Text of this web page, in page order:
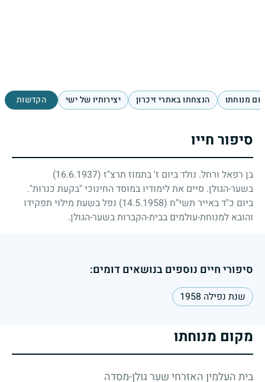
מנוחתו הנצחתו באתרי זיכרון יצירותיו של ישי הקדשות
סיפור חייו
בן רפאל ורחל. נולד ביום ז' בתמוז תרצ"ז (16.6.1937)
בשער-הגולן. סיים את לימודיו במוסד החינוכי "בקעת כנרות".
ביום כ"ד באייר תשי"ח (14.5.1958)
נפל בשעת מילוי תפקידו
והובא למנוחת-עולמים בבית-הקברות בשער-הגולן.
סיפורי חיים נוספים בנושאים דומים:
שנת נפילה 1958
מקום מנוחתו
בית העלמין האזרחי שער גולן-מסדה